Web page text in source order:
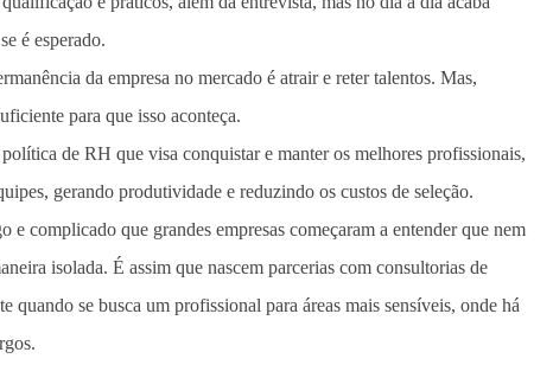
é esperado.
da empresa no mercado é atrair e reter talentos. Mas,
para que isso aconteça.
de RH que visa conquistar e manter os melhores profissionais,
gerando produtividade e reduzindo os custos de seleção.
e complicado que grandes empresas começaram a entender que nem
isolada. É assim que nascem parcerias com consultorias de
quando se busca um profissional para áreas mais sensíveis, onde há